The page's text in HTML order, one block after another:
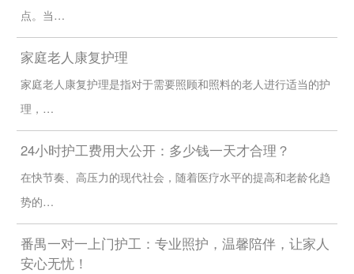
点。当…
家庭老人康复护理
家庭老人康复护理是指对于需要照顾和照料的老人进行适当的护
理，…
24小时护工费用大公开：多少钱一天才合理？
在快节奏、高压力的现代社会，随着医疗水平的提高和老龄化趋
势的…
番禺一对一上门护工：专业照护，温馨陪伴，让家人
安心无忧！